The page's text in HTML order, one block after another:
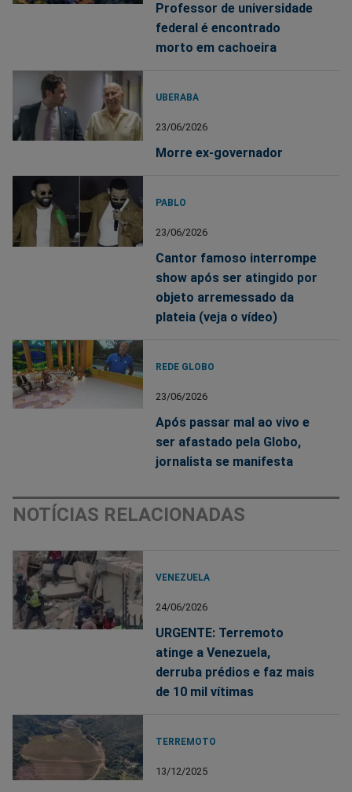
Professor de universidade
federal é encontrado
morto em cachoeira
UBERABA
23/06/2026
Morre ex-governador
PABLO
23/06/2026
Cantor famoso interrompe
show após ser atingido por
objeto arremessado da
plateia (veja o vídeo)
REDE GLOBO
23/06/2026
Após passar mal ao vivo e
ser afastado pela Globo,
jornalista se manifesta
NOTÍCIAS RELACIONADAS
VENEZUELA
24/06/2026
URGENTE: Terremoto
atinge a Venezuela,
derruba prédios e faz mais
de 10 mil vítimas
TERREMOTO
13/12/2025